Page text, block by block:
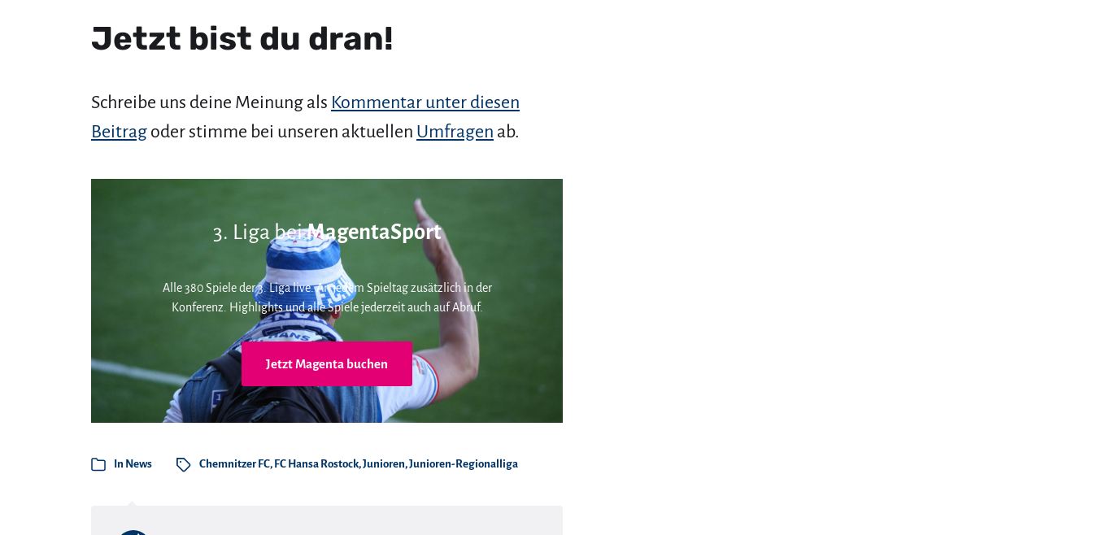
Jetzt bist du dran!
Schreibe uns deine Meinung als Kommentar unter diesen
Beitrag oder stimme bei unseren aktuellen Umfragen ab.
3. Liga beiMagentaSport
Alle 380 Spiele der 3. Liga live. An jedem Spieltag zusätzlich in der
Konferenz. Highlights und alle Spiele jederzeit auch auf Abruf.
Jetzt Magenta buchen
In News Chemnitzer FC, FC Hansa Rostock,Junioren,Junioren-Regionalliga